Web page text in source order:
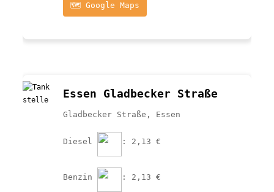
🗺️ Google Maps
Essen Gladbecker Straße
Gladbecker Straße, Essen
Diesel : 2,13 €
Benzin : 2,13 €